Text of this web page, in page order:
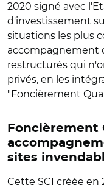
2020 signé avec
d'investissement
situations les plus
accompagnement
restructurés qui
privés, en les
"Foncièrement
Foncièrement
sites
Cette SCI créée en